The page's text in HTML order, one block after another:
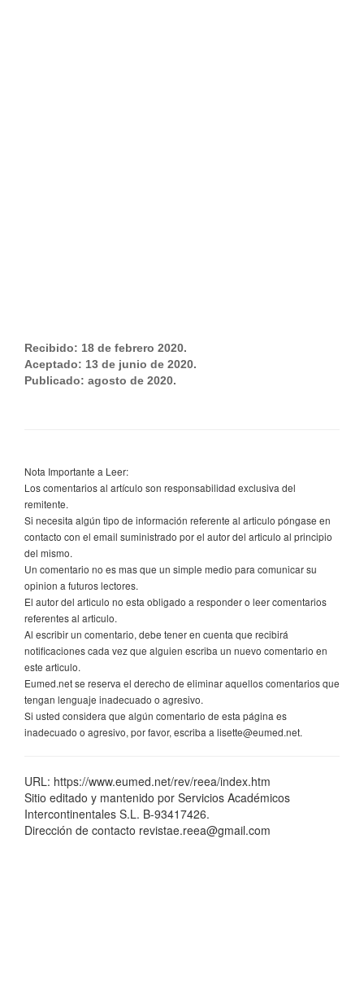
Recibido: 18 de febrero 2020.
Aceptado: 13 de junio de 2020.
Publicado: agosto de 2020.
Nota Importante a Leer:
Los comentarios al artículo son responsabilidad exclusiva del
remitente.
Si necesita algún tipo de información referente al articulo póngase en
contacto con el email suministrado por el autor del articulo al principio
del mismo.
Un comentario no es mas que un simple medio para comunicar su
opinion a futuros lectores.
El autor del articulo no esta obligado a responder o leer comentarios
referentes al articulo.
Al escribir un comentario, debe tener en cuenta que recibirá
notificaciones cada vez que alguien escriba un nuevo comentario en
este articulo.
Eumed.net se reserva el derecho de eliminar aquellos comentarios que
tengan lenguaje inadecuado o agresivo.
Si usted considera que algún comentario de esta página es
inadecuado o agresivo, por favor, escriba a lisette@eumed.net.
URL: https://www.eumed.net/rev/reea/index.htm
Sitio editado y mantenido por Servicios Académicos
Intercontinentales S.L. B-93417426.
Dirección de contacto revistae.reea@gmail.com